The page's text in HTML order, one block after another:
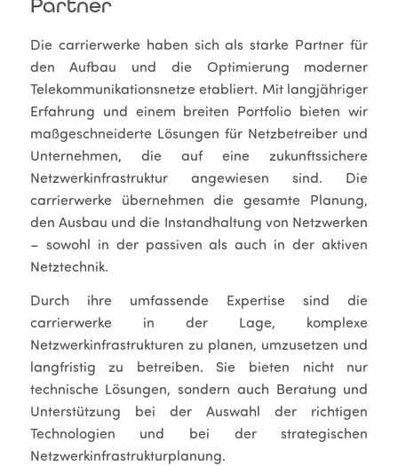
Partner
Die carrierwerke haben sich als starke Partner für
den Aufbau und die Optimierung moderner
Telekommunikationsnetze etabliert. Mit langjähriger
Erfahrung und einem breiten Portfolio bieten wir
maßgeschneiderte Lösungen für Netzbetreiber und
Unternehmen, die auf eine zukunftssichere
Netzwerkinfrastruktur angewiesen sind. Die
carrierwerke übernehmen die gesamte Planung,
den Ausbau und die Instandhaltung von Netzwerken
– sowohl in der passiven als auch in der aktiven
Netztechnik.
Durch ihre umfassende Expertise sind die
carrierwerke in der Lage, komplexe
Netzwerkinfrastrukturen zu planen, umzusetzen und
langfristig zu betreiben. Sie bieten nicht nur
technische Lösungen, sondern auch Beratung und
Unterstützung bei der Auswahl der richtigen
Technologien und bei der strategischen
Netzwerkinfrastrukturplanung.